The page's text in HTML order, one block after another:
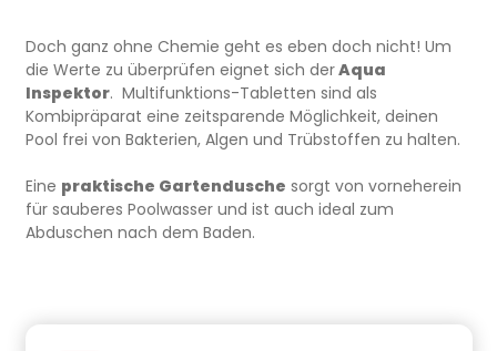
Doch ganz ohne Chemie geht es eben doch nicht! Um
die Werte zu überprüfen eignet sich derAqua
Inspektor. Multifunktions-Tabletten sind als
Kombipräparat eine zeitsparende Möglichkeit, deinen
Pool frei von Bakterien, Algen und Trübstoffen zu halten.
Eine praktische Gartendusche sorgt von vorneherein
für sauberes Poolwasser und ist auch ideal zum
Abduschen nach dem Baden.